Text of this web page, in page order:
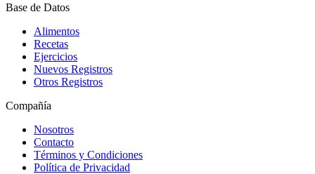
Base de Datos
Alimentos
Recetas
Ejercicios
Nuevos Registros
Otros Registros
Compañía
Nosotros
Contacto
Términos y Condiciones
Política de Privacidad